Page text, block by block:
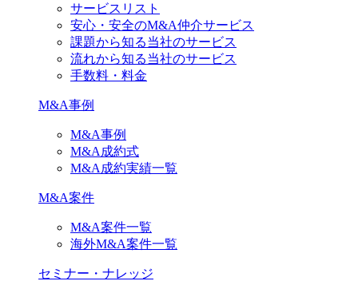
サービスリスト
安心・安全のM&A仲介サービス
課題から知る当社のサービス
流れから知る当社のサービス
手数料・料金
M&A事例
M&A事例
M&A成約式
M&A成約実績一覧
M&A案件
M&A案件一覧
海外M&A案件一覧
セミナー・ナレッジ